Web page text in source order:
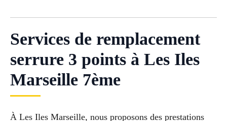
Services de remplacement
serrure 3 points à Les Iles
Marseille 7ème
À Les Iles Marseille, nous proposons des prestations